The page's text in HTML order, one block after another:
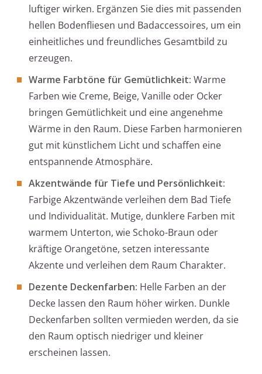
luftiger wirken. Ergänzen Sie dies mit passenden
hellen Bodenfliesen und Badaccessoires, um ein
einheitliches und freundliches Gesamtbild zu
erzeugen.
Warme Farbtöne für Gemütlichkeit: Warme
Farben wie Creme, Beige, Vanille oder Ocker
bringen Gemütlichkeit und eine angenehme
Wärme in den Raum. Diese Farben harmonieren
gut mit künstlichem Licht und schaffen eine
entspannende Atmosphäre.
Akzentwände für Tiefe und Persönlichkeit:
Farbige Akzentwände verleihen dem Bad Tiefe
und Individualität. Mutige, dunklere Farben mit
warmem Unterton, wie Schoko-Braun oder
kräftige Orangetöne, setzen interessante
Akzente und verleihen dem Raum Charakter.
Dezente Deckenfarben: Helle Farben an der
Decke lassen den Raum höher wirken. Dunkle
Deckenfarben sollten vermieden werden, da sie
den Raum optisch niedriger und kleiner
erscheinen lassen.